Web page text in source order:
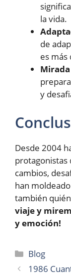
la vida.
de
es más
y
Desde 2004
protagonistas
cambios,
han
también
viaje y
y emoción!
Categories
Blog
1986